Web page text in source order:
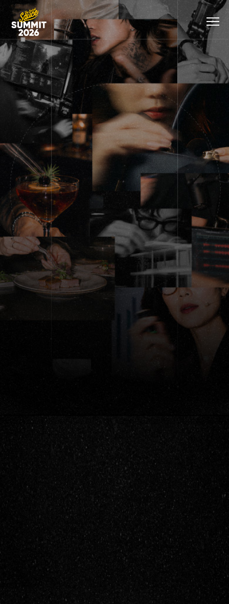
THE
SECRET
SAUCE
SUMMIT
2026
AGE
OF
BUILDERS
When
the
Rules
Are
Broken,
Builders
Create
Ones
เมื่อ
กติกา
เดิม
กำลัง
ล่ม
สลาย
Builders
ผู้
สร้าง
อนาคต
ใหม่
เทศกาล
รวม
Builders
ผู้
สร้าง
อนาคต
จาก
วงการ
มากกว่า
ความ
รู้
คือ
ผู้คน
มุม
มอง
โอกาส
เปลี่ยน
อนาคต